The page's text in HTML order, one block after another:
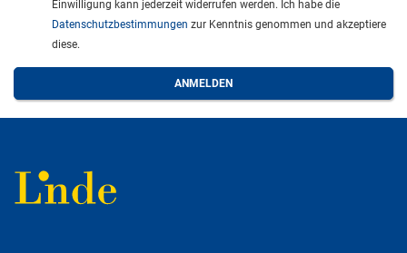
Einwilligung kann jederzeit widerrufen werden. Ich habe die
Datenschutzbestimmungen zur Kenntnis genommen und akzeptiere
diese.